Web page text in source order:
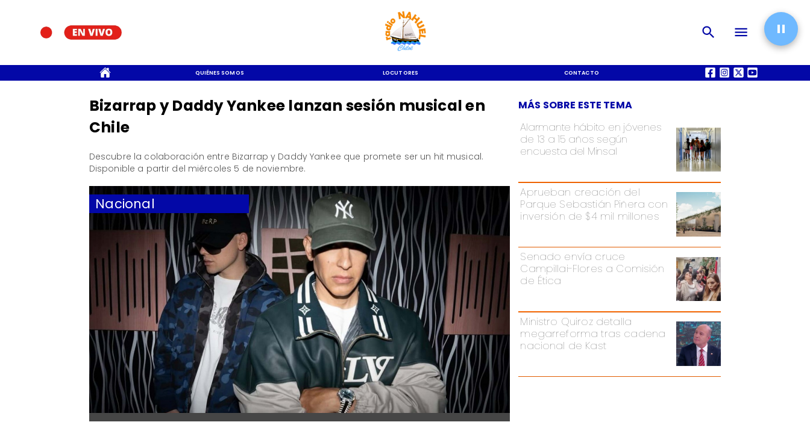
QUIÉNES SOMOS LOCUTORES CONTACTO QUIÉNES SOMOS
Nacional
Alarmante hábito en jóvenes
de 13 a 15 años según
encuesta del Minsal
Aprueban creación del
Parque Sebastián Piñera con
inversión de $4 mil millones
Senado envía cruce
Campillai-Flores a Comisión
de Ética
Ministro Quiroz detalla
megarreforma tras cadena
nacional de Kast
MÁS SOBRE ESTE TEMA
Bizarrap y Daddy Yankee lanzan sesión musical en
Chile
Descubre la colaboración entre Bizarrap y Daddy Yankee que promete ser un hit musical.
Disponible a partir del miércoles 5 de noviembre.